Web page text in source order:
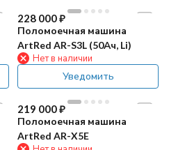
228 000₽
Поломоечная машина
ArtRed AR-S3L (50Ач, Li)
Нет в наличии
Уведомить
219 000₽
Поломоечная машина
ArtRed AR-X5E